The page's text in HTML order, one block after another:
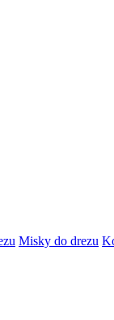
Misky do drezu